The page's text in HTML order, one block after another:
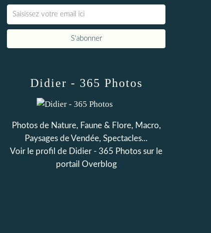
Didier - 365 Photos
Photos de Nature, Faune & Flore, Macro,
Paysages de Vendée, Spectacles...
Voir le profil de Didier - 365 Photos sur le
portail Overblog